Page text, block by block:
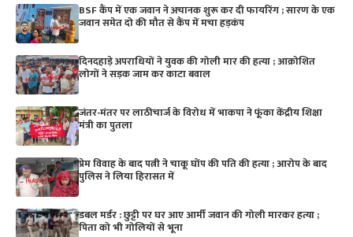
BSF कैंप में एक जवान ने अचानक शुरू कर दी फायरिंग ; सारण के एक
जवान समेत दो की मौत से कैंप में मचा हड़कंप
दिनदहाड़े अपराधियों ने युवक की गोली मार की हत्या ; आक्रोशित
लोगों ने सड़क जाम कर काटा बवाल
जंतर-मंतर पर लाठीचार्ज के विरोध में भाकपा ने फूंका केंद्रीय शिक्षा
मंत्री का पुतला
प्रेम विवाह के बाद पत्नी ने चाकू घोंप की पति की हत्या ; आरोप के बाद
पुलिस ने लिया हिरासत में
डबल मर्डर : छुट्टी पर घर आए आर्मी जवान की गोली मारकर हत्या ;
पिता को भी गोलियों से भूना